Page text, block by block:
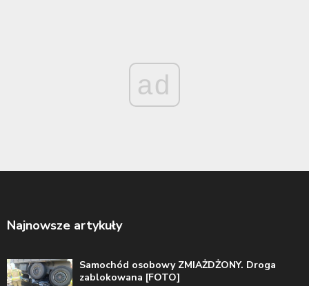
ad
Najnowsze artykuły
Samochód osobowy ZMIAŻDŻONY. Droga
zablokowana [FOTO]